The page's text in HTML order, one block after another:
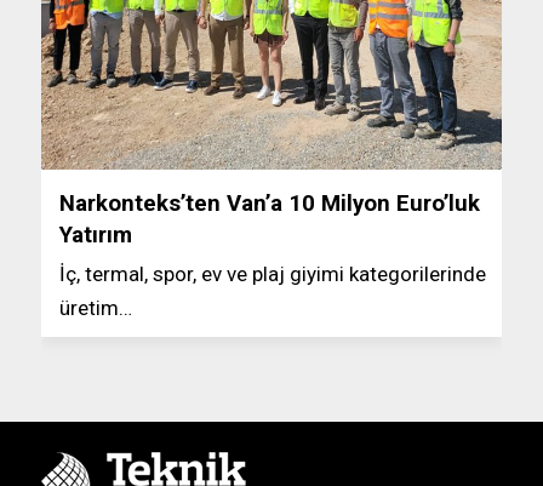
Narkonteks’ten Van’a 10 Milyon Euro’luk
Yatırım
İç, termal, spor, ev ve plaj giyimi kategorilerinde
üretim…